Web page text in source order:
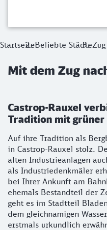
StartseiteBeliebte Städte
Mit dem Zug
Castrop-Rauxel
Tradition mit
Auf ihre Tradition als
in Castrop-Rauxel stolz.
alten Industrieanlagen
als Industriedenkmäler
bei Ihrer Ankunft am
ehemals Bestandteil der
geht es im Stadtteil
dem gleichnamigen
erstmals urkundlich